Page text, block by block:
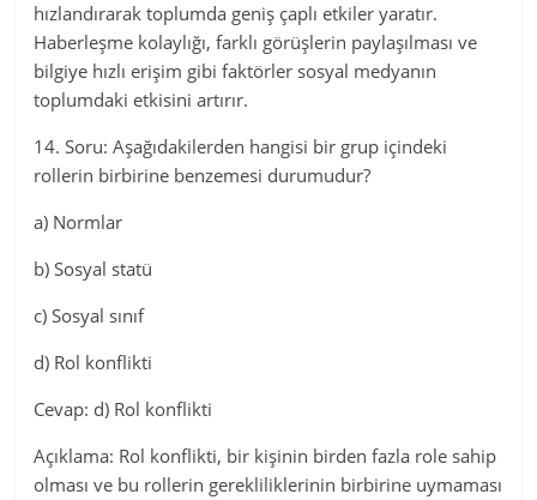
hızlandırarak toplumda geniş çaplı etkiler yaratır.
Haberleşme kolaylığı, farklı görüşlerin paylaşılması ve
bilgiye hızlı erişim gibi faktörler sosyal medyanın
toplumdaki etkisini artırır.
14. Soru: Aşağıdakilerden hangisi bir grup içindeki
rollerin birbirine benzemesi durumudur?
a) Normlar
b) Sosyal statü
c) Sosyal sınıf
d) Rol konflikti
Cevap: d) Rol konflikti
Açıklama: Rol konflikti, bir kişinin birden fazla role sahip
olması ve bu rollerin gerekliliklerinin birbirine uymaması